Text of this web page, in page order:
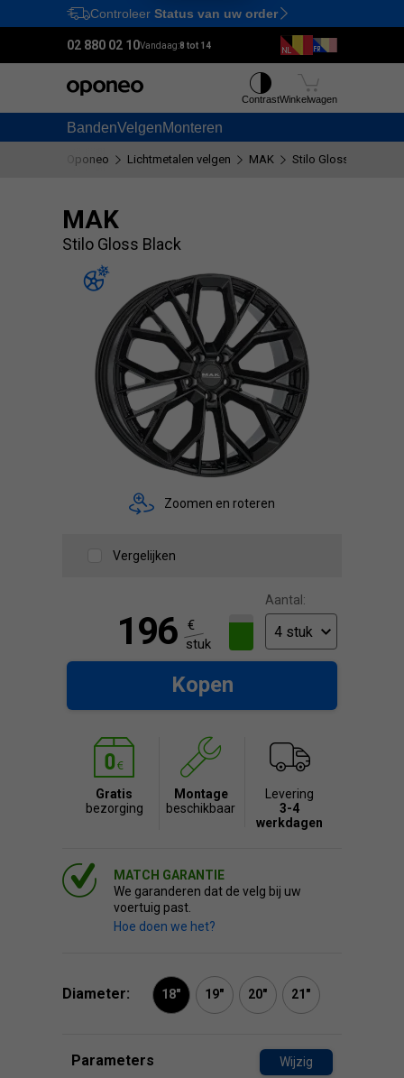
Ctrl M
Controleer Status van uw order
02 880 02 10Vandaag:8 tot 14
BandenVelgenMonteren
ContrastWinkelwagen
Oponeo Lichtmetalen velgen MAK Stilo Gloss Black
MAK
Stilo Gloss Black
Zoomen en roteren
Vergelijken
Aantal:
196
€
stuk
Kopen
Gratis
bezorging
Montage
beschikbaar
Levering
3-4
werkdagen
MATCH GARANTIE
We garanderen dat de velg bij uw
voertuig past.
Hoe doen we het?
Diameter: 18" 19" 20" 21"
Parameters Wijzig